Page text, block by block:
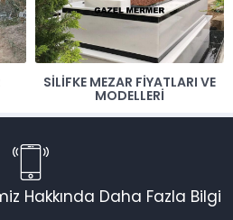
SILIFKE MEZAR FIYATLARI VE
MODELLERI
Hakkında Daha Fazla Bilgi